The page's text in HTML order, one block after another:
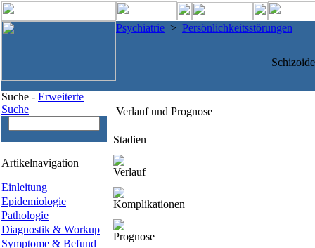
Psychiatrie > Persönlichkeitsstörungen
Suche - Erweiterte
Suche
Artikelnavigation
Einleitung
Epidemiologie
Pathologie
Diagnostik & Workup
Symptome & Befund
Verlauf und Prognose
Stadien
Verlauf
Komplikationen
Prognose